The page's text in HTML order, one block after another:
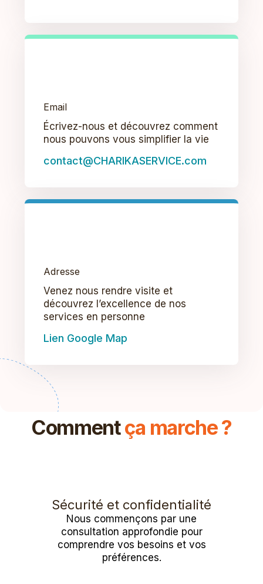
Email
Écrivez-nous et découvrez comment
nous pouvons vous simplifier la vie
contact@CHARIKASERVICE.com
Adresse
Venez nous rendre visite et
découvrez l’excellence de nos
services en personne
Lien Google Map
Commentça marche ?
Sécurité et confidentialité
Nous commençons par une
consultation approfondie pour
comprendre vos besoins et vos
préférences.